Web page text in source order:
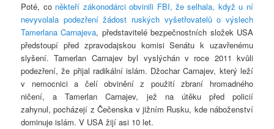
Poté, co někteří zákonodárci obvinili FBI, že selhala, když u ní
nevyvolala podezření žádost ruských vyšetřovatelů o výslech
Tamerlana Carnajeva, představitelé bezpečnostních složek USA
předstoupí před zpravodajskou komisi Senátu k uzavřenému
slyšení. Tamerlan Carnajev byl vyslýchán v roce 2011 kvůli
podezření, že přijal radikální islám. Džochar Carnajev, který leží
v nemocnici a čelí obvinění z použití zbraní hromadného
ničení, a Tamerlan Carnajev, jež na útěku před policií
zahynul, pocházejí z Čečenska v jižním Rusku, kde náboženství
dominuje islám. V USA žijí asi 10 let.